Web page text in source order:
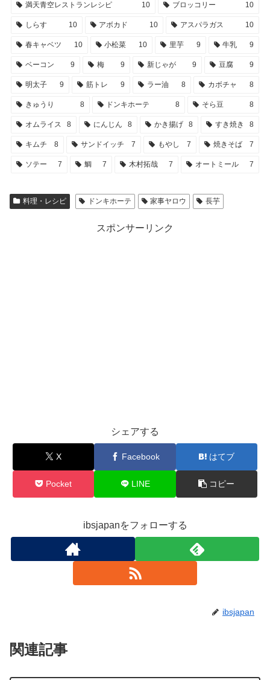
満天青空レストランレシピ 10 ブロッコリー 10
しらす 10 アボカド 10 アスパラガス 10
春キャベツ 10 小松菜 10 里芋 9 牛乳 9
ベーコン 9 梅 9 新じゃが 9 豆腐 9
明太子 9 筋トレ 9 ラー油 8 カボチャ 8
きゅうり 8 ドンキホーテ 8 そら豆 8
オムライス 8 にんじん 8 かき揚げ 8 すき焼き 8
キムチ 8 サンドイッチ 7 もやし 7 焼きそば 7
ソテー 7 鯛 7 木村拓哉 7 オートミール 7
料理・レシピ ドンキホーテ 家事ヤロウ 長芋
スポンサーリンク
シェアする
X Facebook はてブ
Pocket LINE コピー
ibsjapanをフォローする
ibsjapan
関連記事